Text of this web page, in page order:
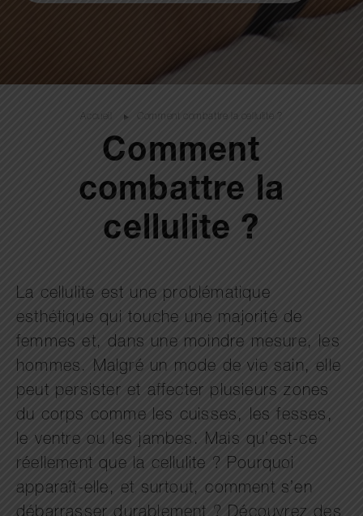
Accueil Comment combattre la cellulite ?
Comment
combattre la
cellulite ?
La cellulite est une problématique
esthétique qui touche une majorité de
femmes et, dans une moindre mesure, les
hommes. Malgré un mode de vie sain, elle
peut persister et affecter plusieurs zones
du corps comme les cuisses, les fesses,
le ventre ou les jambes. Mais qu’est-ce
réellement que la cellulite ? Pourquoi
apparaît-elle, et surtout, comment s’en